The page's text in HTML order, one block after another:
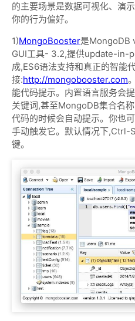
的主要场景是数据可视化、演
你的行为偏好。
1)MongoBooster是MongoDB
GUI工具- 3.2,提供update-in-
成,ES6语法支持和真正的智能
接:http://mongobooster.com
能代码提示。内置语言服务会
关键词,甚至MongoDB集合名
代码的时候会自动提示。你也
手动触发它。默认情况下
键。